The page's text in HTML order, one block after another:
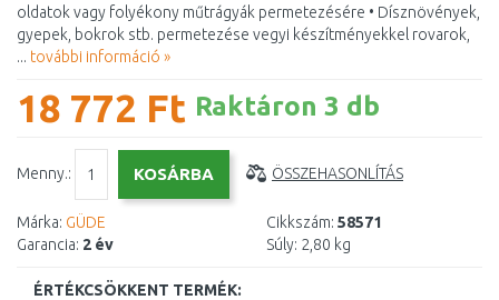
oldatok vagy folyékony műtrágyák permetezésére • Dísznövények,
gyepek, bokrok stb. permetezése vegyi készítményekkel rovarok,
... további információ »
18 772 Ft Raktáron 3 db
Menny.: ÖSSZEHASONLÍTÁS
Márka: GÜDE
Garancia: 2 év
Cikkszám: 58571
Súly: 2,80 kg
ÉRTÉKCSÖKKENT TERMÉK: